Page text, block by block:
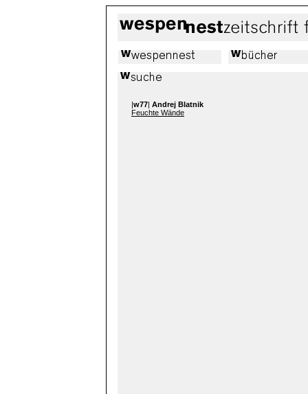
|w77| Andrej Blatnik
Feuchte Wände